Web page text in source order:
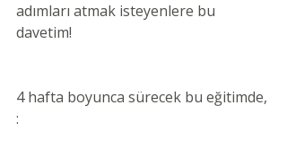
adımları atmak isteyenlere bu
davetim!
4 hafta boyunca sürecek bu eğitimde,
: